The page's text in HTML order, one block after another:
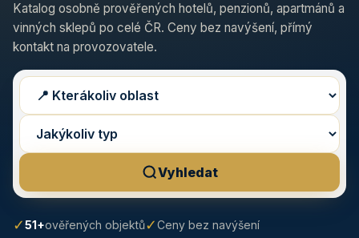
Katalog osobně prověřených hotelů, penzionů, apartmánů a
vinných sklepů po celé ČR. Ceny bez navýšení, přímý
kontakt na provozovatele.
Vyhledat
✓51+ověřených objektů✓Ceny bez navýšení